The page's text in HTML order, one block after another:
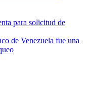
para solicitud de
de Venezuela fue una